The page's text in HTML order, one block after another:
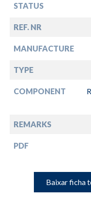
STATUS
REF. NR
MANUFACTURE
TYPE
COMPONENT
REMARKS
PDF
Baixar ficha